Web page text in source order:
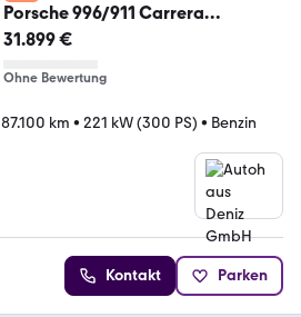
Porsche 996/911 Carrera
Cabriolet **Top Zustand**
31.899 €
Ohne Bewertung
87.100 km • 221 kW (300 PS) • Benzin
Kontakt Parken